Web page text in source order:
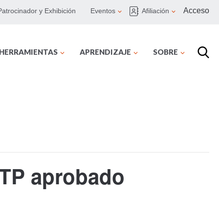
y Exhibición Eventos Afiliación Acceso
APRENDIZAJE SOBRE
aprobado